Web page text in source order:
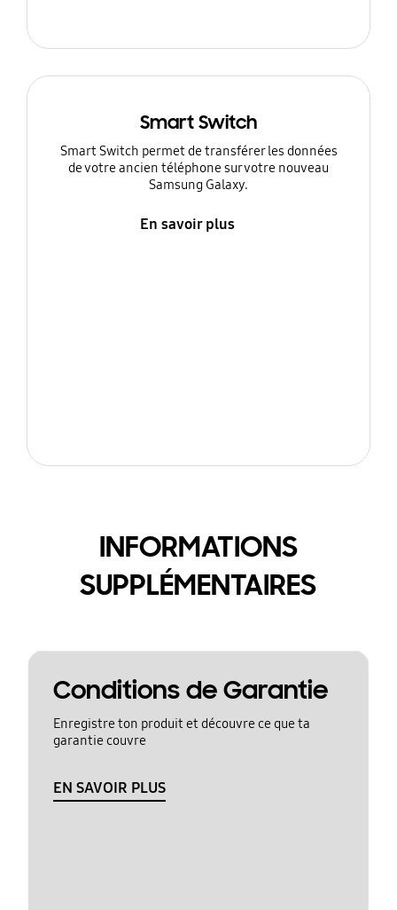
Smart Switch
Smart Switch permet de transférer les données
de votre ancien téléphone sur votre nouveau
Samsung Galaxy.
En savoir plus
INFORMATIONS
SUPPLÉMENTAIRES
Conditions de Garantie
Enregistre ton produit et découvre ce que ta
garantie couvre
EN SAVOIR PLUS